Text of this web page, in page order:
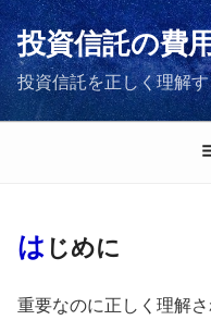
コ
ン
テ
ン
ツ
投資信託の費
投資信託を正しく理解
は じめに
重要なのに正しく理解